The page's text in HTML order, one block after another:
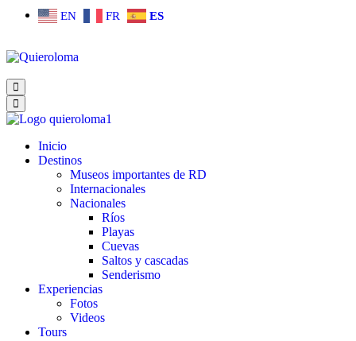
EN FR ES
Inicio
Destinos
Museos importantes de RD
Internacionales
Nacionales
Ríos
Playas
Cuevas
Saltos y cascadas
Senderismo
Experiencias
Fotos
Videos
Tours